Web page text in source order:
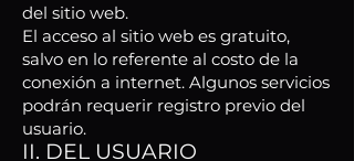
del sitio web.
El acceso al sitio web es gratuito,
salvo en lo referente al costo de la
conexión a internet. Algunos servicios
podrán requerir registro previo del
usuario.
II. DEL USUARIO